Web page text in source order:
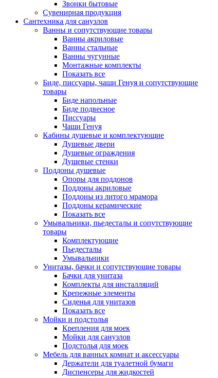
Звонки бытовые
Сувенирная продукция
Сантехника для санузлов
Ванны и сопутствующие товары
Ванны акриловые
Ванны стальные
Ванны чугунные
Монтажные комплекты
Показать все
Биде, писсуары, чаши Генуя и сопутствующие
товары
Биде напольные
Биде подвесное
Писсуары
Чаши Генуя
Кабины душевые и комплектующие
Душевые двери
Душевые ограждения
Душевые стенки
Поддоны душевые
Опоры для поддонов
Поддоны акриловые
Поддоны из литого мрамора
Поддоны керамические
Показать все
Умывальники, пьедесталы и сопутствующие
товары
Комплектующие
Пьедесталы
Умывальники
Унитазы, бачки и сопутствующие товары
Бачки для унитаза
Комплекты для инсталляций
Крепежные элементы
Сиденья для унитазов
Показать все
Мойки и подстолья
Крепления для моек
Мойки для санузлов
Подстолья для моек
Мебель для ванных комнат и аксессуары
Держатели для туалетной бумаги
Диспенсеры для жидкостей